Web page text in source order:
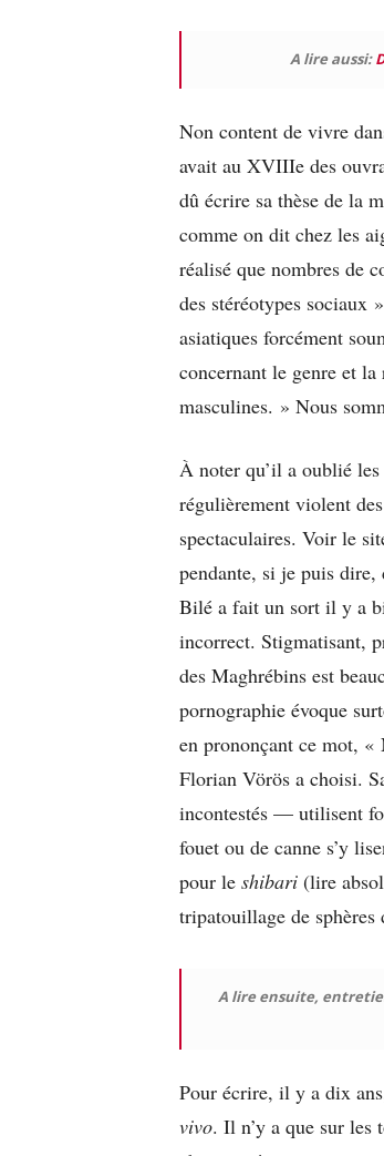
A lire aussi:
Non content de vivre
avait au XVIIIe des
dû écrire sa thèse de la
comme on dit chez les
réalisé que nombres de
des stéréotypes sociaux
asiatiques forcément
concernant le genre et
masculines. » Nous
À noter qu’il a oublié
régulièrement violent
spectaculaires. Voir le
pendante, si je puis dire,
Bilé a fait un sort il y a
incorrect. Stigmatisant,
des Maghrébins est
pornographie évoque
en prononçant ce mot, «
Florian Vörös a choisi.
incontestés — utilisent
fouet ou de canne s’y
pour le shibari (lire
tripatouillage de sphères
A lire ensuite,
Pour écrire, il y a dix
vivo. Il n’y a que sur les